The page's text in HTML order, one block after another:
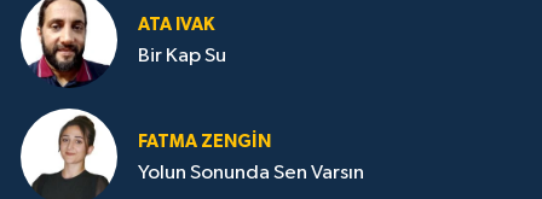
ATA IVAK
Bir Kap Su
FATMA ZENGIN
Yolun Sonunda Sen Varsın